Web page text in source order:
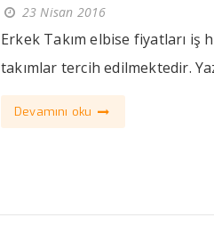
23 Nisan 2016
Erkek Takım elbise fiyatları iş
takımlar tercih edilmektedir.
Devamını oku